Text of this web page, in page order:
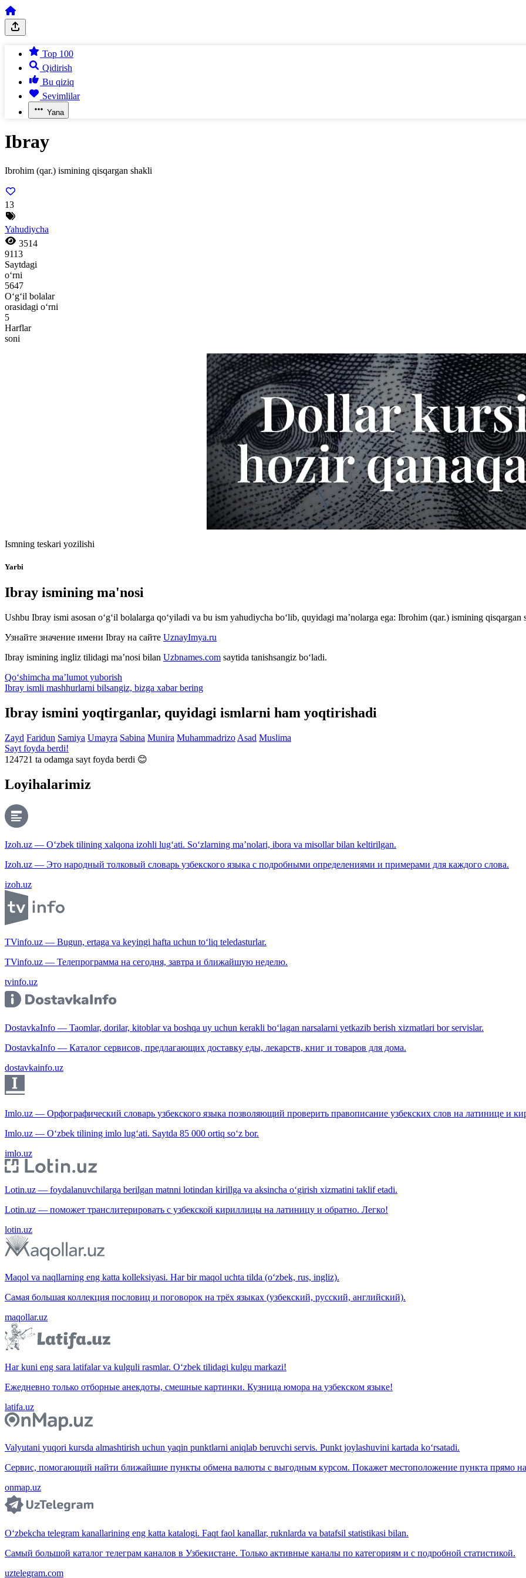
Top 100
Qidirish
Bu qiziq
Sevimlilar
Yana
Ibray
Ibrohim (qar.) ismining qisqargan shakli
13
Yahudiycha
3514
9113
Saytdagi
o‘rni
5647
O‘g‘il bolalar
orasidagi o‘rni
5
Harflar
soni
Ismning teskari yozilishi
Yarbi
Ibray ismining ma'nosi
Ushbu Ibray ismi asosan o‘g‘il bolalarga qo‘yiladi va bu ism yahudiycha bo‘lib, quyidagi ma’nolarga ega: Ibrohim (qar.) ismining qisqargan
Узнайте значение имени Ibray на сайте UznayImya.ru
Ibray ismining ingliz tilidagi ma’nosi bilan Uzbnames.com saytida tanishsangiz bo‘ladi.
Qo‘shimcha ma’lumot yuborish
Ibray ismli mashhurlarni bilsangiz, bizga xabar bering
Ibray ismini yoqtirganlar, quyidagi ismlarni ham yoqtirishadi
Zayd Faridun Samiya Umayra Sabina Munira Muhammadrizo Asad Muslima
Sayt foyda berdi!
124721 ta odamga sayt foyda berdi 😊
Loyihalarimiz
Izoh.uz — O‘zbek tilining xalqona izohli lug‘ati. So‘zlarning ma’nolari, ibora va misollar bilan keltirilgan.
Izoh.uz — Это народный толковый словарь узбекского языка с подробными определениями и примерами для каждого слова.
izoh.uz
TVinfo.uz — Bugun, ertaga va keyingi hafta uchun to‘liq teledasturlar.
TVinfo.uz — Телепрограмма на сегодня, завтра и ближайшую неделю.
tvinfo.uz
DostavkaInfo — Taomlar, dorilar, kitoblar va boshqa uy uchun kerakli bo‘lagan narsalarni yetkazib berish xizmatlari bor servislar.
DostavkaInfo — Каталог сервисов, предлагающих доставку еды, лекарств, книг и товаров для дома.
dostavkainfo.uz
Imlo.uz — Орфографический словарь узбекского языка позволяющий проверить правописание узбекских слов на латинице и
Imlo.uz — O‘zbek tilining imlo lug‘ati. Saytda 85 000 ortiq so‘z bor.
imlo.uz
Lotin.uz — foydalanuvchilarga berilgan matnni lotindan kirillga va aksincha o‘girish xizmatini taklif etadi.
Lotin.uz — поможет транслитерировать с узбекской кириллицы на латиницу и обратно. Легко!
lotin.uz
Maqol va naqllarning eng katta kolleksiyasi. Har bir maqol uchta tilda (o‘zbek, rus, ingliz).
Самая большая коллекция пословиц и поговорок на трёх языках (узбекский, русский, английский).
maqollar.uz
Har kuni eng sara latifalar va kulguli rasmlar. O‘zbek tilidagi kulgu markazi!
Ежедневно только отборные анекдоты, смешные картинки. Кузница юмора на узбекском языке!
latifa.uz
Valyutani yuqori kursda almashtirish uchun yaqin punktlarni aniqlab beruvchi servis. Punkt joylashuvini kartada ko‘rsatadi.
Сервис, помогающий найти ближайшие пункты обмена валюты с выгодным курсом. Покажет местоположение пункта прямо на
onmap.uz
O‘zbekcha telegram kanallarining eng katta katalogi. Faqt faol kanallar, ruknlarda va batafsil statistikasi bilan.
Самый большой каталог телеграм каналов в Узбекистане. Только активные каналы по категориям и с подробной статистикой.
uztelegram.com